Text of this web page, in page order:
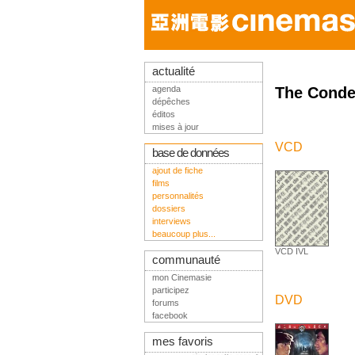
The
VCD
VCD IVL
DVD
actualité
agenda
dépêches
éditos
mises à jour
base de données
ajout de fiche
films
personnalités
dossiers
interviews
beaucoup plus...
communauté
mon Cinemasie
participez
forums
facebook
mes favoris